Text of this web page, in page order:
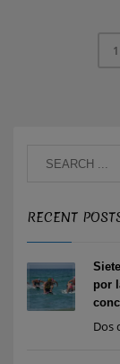
1
RECENT
por
Dos